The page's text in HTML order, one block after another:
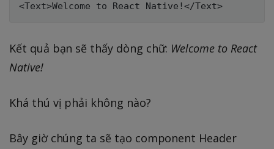
Kết quả bạn sẽ thấy dòng chữ: Welcome to React
Native!
Khá thú vị phải không nào?
Bây giờ chúng ta sẽ tạo component Header